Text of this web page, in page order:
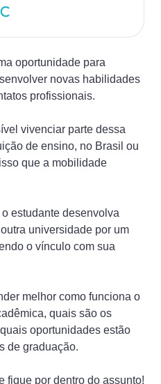
oportunidade para
novas habilidades
profissionais.
vivenciar parte dessa
de ensino, no Brasil ou
que a mobilidade
estudante desenvolva
universidade por um
o vínculo com sua
melhor como funciona o
quais são os
oportunidades estão
de graduação.
fique por dentro do assunto!